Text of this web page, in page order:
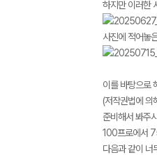
하지만 이러한
사진에 적어놓
이를 바탕으로
(저작권법에
준비해서 봐주
100프로에서
다음과 같이 너